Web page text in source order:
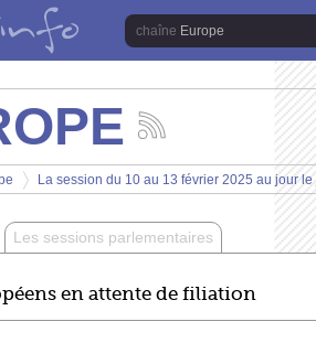
Europe
les
actualités
de
chaîne
Europe
>
La session du 10 au 13 février 2025 au jour le
Les sessions parlementaires
en attente de filiation